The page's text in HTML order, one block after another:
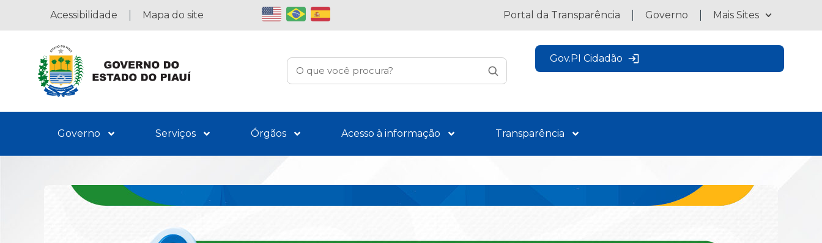
Acessibilidade Mapa do site Portal da Transparência Governo Mais Sites
Gov.PI Cidadão
Governo Serviços Órgãos Acesso à informação Transparência